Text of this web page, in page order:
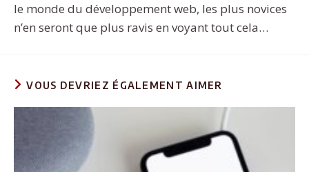
le monde du développement web, les plus novices
n’en seront que plus ravis en voyant tout cela…
VOUS DEVRIEZ ÉGALEMENT AIMER